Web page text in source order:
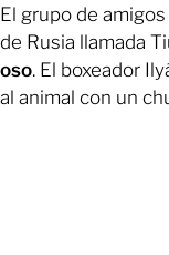
El grupo de
de Rusia llamada
oso. El boxeador
al animal con un